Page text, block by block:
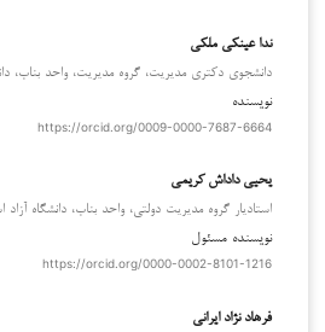
ندا عینکی ملکی
دانشجوی دکتری مدیریت، گروه مدیریت، واحد بناب،
نویسنده
https://orcid.org/0009-0000-7687-6664
یحیی داداش کریمی
استادیار گروه مدیریت دولتی، واحد بناب، دانشگاه آزاد
نویسنده مسئول
https://orcid.org/0000-0002-8101-1216
فرهاد نژاد ایرانی